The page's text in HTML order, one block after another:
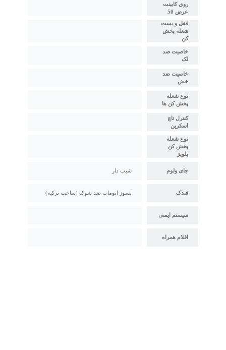
روی کابینت
عرض 50
قفل و بست
شعله پخش
کن
خاصیت ضد
لک
خاصیت ضد
خش
نوع شعله
پخش کن ها
کنترل تاچ
اسکرین
نوع شعله
پخش کن
پلوپز
جای ولوم شیب دار
فندک نسوز اتومات ضد شوک (ساخت ترکیه)
سیستم ایمنی
اقلام همراه